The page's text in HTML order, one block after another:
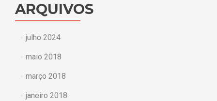
ARQUIVOS
julho 2024
maio 2018
março 2018
janeiro 2018